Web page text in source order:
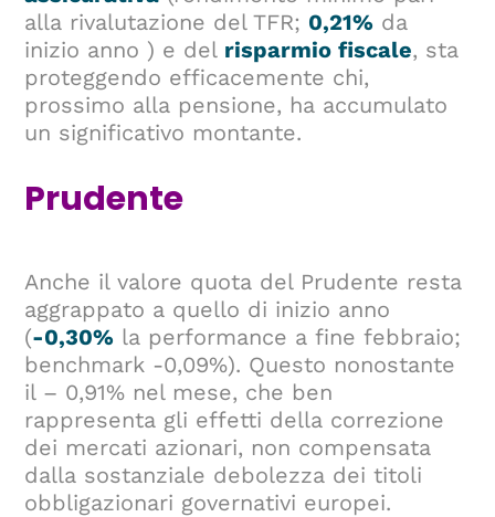
alla rivalutazione del TFR; 0,21% da
inizio anno ) e del risparmio fiscale, sta
proteggendo efficacemente chi,
prossimo alla pensione, ha accumulato
un significativo montante.
Prudente
Anche il valore quota del Prudente resta
aggrappato a quello di inizio anno
(-0,30% la performance a fine febbraio;
benchmark -0,09%). Questo nonostante
il – 0,91% nel mese, che ben
rappresenta gli effetti della correzione
dei mercati azionari, non compensata
dalla sostanziale debolezza dei titoli
obbligazionari governativi europei.